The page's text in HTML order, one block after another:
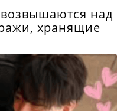
над
хранящие